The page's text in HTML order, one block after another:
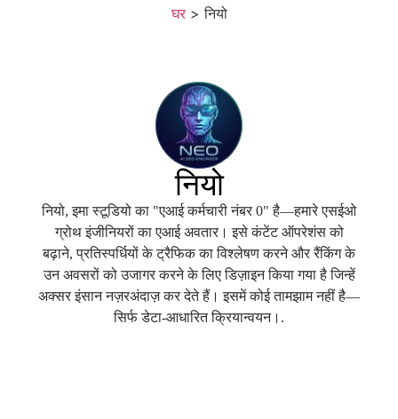
घर>नियो
नियो
नियो, इमा स्टूडियो का "एआई कर्मचारी नंबर 0" है—हमारे एसईओ
ग्रोथ इंजीनियरों का एआई अवतार। इसे कंटेंट ऑपरेशंस को
बढ़ाने, प्रतिस्पर्धियों के ट्रैफिक का विश्लेषण करने और रैंकिंग के
उन अवसरों को उजागर करने के लिए डिज़ाइन किया गया है जिन्हें
अक्सर इंसान नज़रअंदाज़ कर देते हैं। इसमें कोई तामझाम नहीं है—
सिर्फ डेटा-आधारित क्रियान्वयन।.